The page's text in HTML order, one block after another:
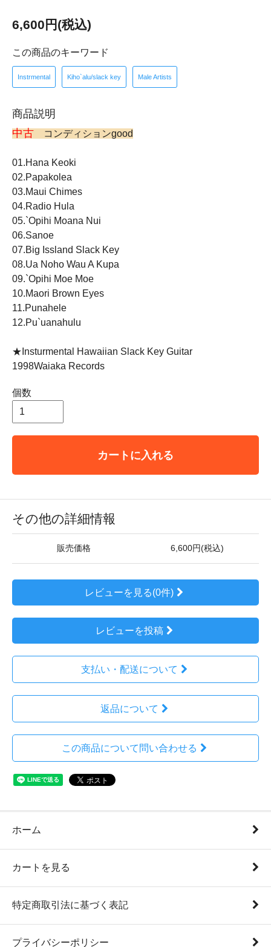
6,600円(税込)
この商品のキーワード
Instrmental Kiho`alu/slack key Male Artists
商品説明
中古 コンディションgood
01.Hana Keoki
02.Papakolea
03.Maui Chimes
04.Radio Hula
05.`Opihi Moana Nui
06.Sanoe
07.Big Issland Slack Key
08.Ua Noho Wau A Kupa
09.`Opihi Moe Moe
10.Maori Brown Eyes
11.Punahele
12.Pu`uanahulu
★Insturmental Hawaiian Slack Key Guitar
1998Waiaka Records
個数
カートに入れる
その他の詳細情報
販売価格 6,600円(税込)
レビューを見る(0件)
レビューを投稿
支払い・配送について
返品について
この商品について問い合わせる
ホーム
カートを見る
特定商取引法に基づく表記
プライバシーポリシー